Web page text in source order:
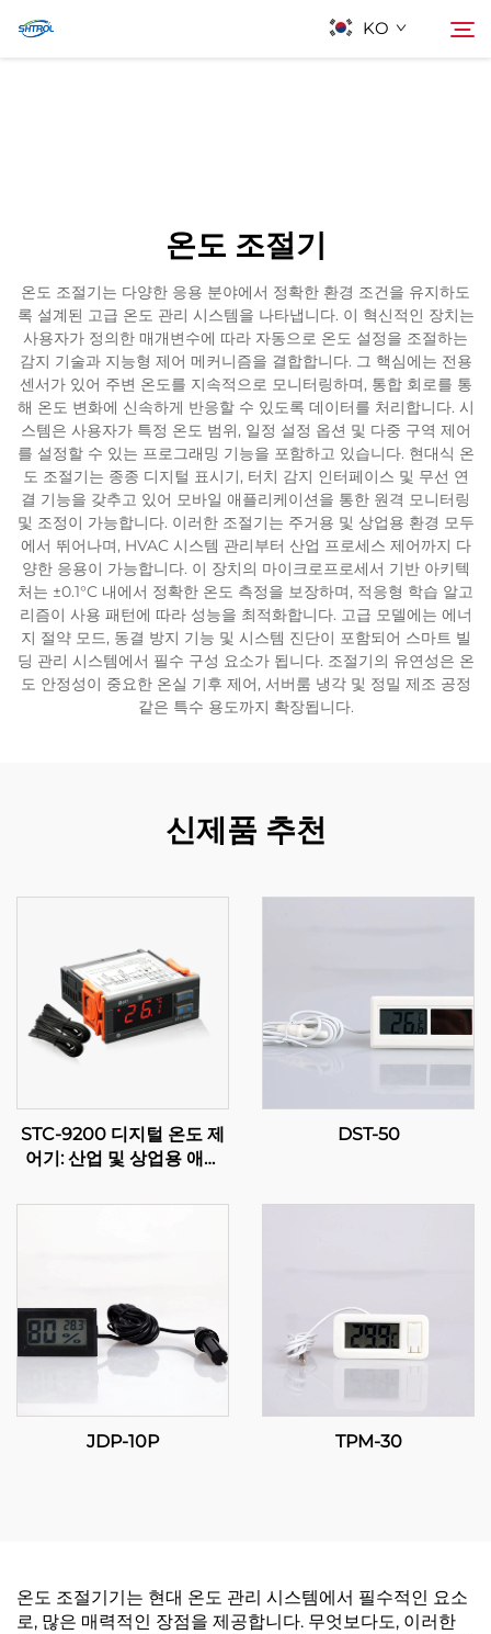
KO
온도 조절기
온도 조절기는 다양한 응용 분야에서 정확한 환경 조건을 유지하도
록 설계된 고급 온도 관리 시스템을 나타냅니다. 이 혁신적인 장치는
사용자가 정의한 매개변수에 따라 자동으로 온도 설정을 조절하는
감지 기술과 지능형 제어 메커니즘을 결합합니다. 그 핵심에는 전용
센서가 있어 주변 온도를 지속적으로 모니터링하며, 통합 회로를 통
해 온도 변화에 신속하게 반응할 수 있도록 데이터를 처리합니다. 시
스템은 사용자가 특정 온도 범위, 일정 설정 옵션 및 다중 구역 제어
를 설정할 수 있는 프로그래밍 기능을 포함하고 있습니다. 현대식 온
도 조절기는 종종 디지털 표시기, 터치 감지 인터페이스 및 무선 연
결 기능을 갖추고 있어 모바일 애플리케이션을 통한 원격 모니터링
및 조정이 가능합니다. 이러한 조절기는 주거용 및 상업용 환경 모두
에서 뛰어나며, HVAC 시스템 관리부터 산업 프로세스 제어까지 다
양한 응용이 가능합니다. 이 장치의 마이크로프로세서 기반 아키텍
처는 ±0.1°C 내에서 정확한 온도 측정을 보장하며, 적응형 학습 알고
리즘이 사용 패턴에 따라 성능을 최적화합니다. 고급 모델에는 에너
지 절약 모드, 동결 방지 기능 및 시스템 진단이 포함되어 스마트 빌
딩 관리 시스템에서 필수 구성 요소가 됩니다. 조절기의 유연성은 온
도 안정성이 중요한 온실 기후 제어, 서버룸 냉각 및 정밀 제조 공정
같은 특수 용도까지 확장됩니다.
신제품 추천
STC-9200 디지털 온도 제
어기: 산업 및 상업용 애플
계 온도 제어
DST-50
JDP-10P TPM-30
온도 조절기기는 현대 온도 관리 시스템에서 필수적인 요소
로, 많은 매력적인 장점을 제공합니다. 무엇보다도, 이러한